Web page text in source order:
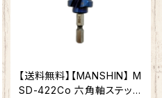
【送料無料】【MANSHIN】 M
SD-422Co 六角軸ステップ